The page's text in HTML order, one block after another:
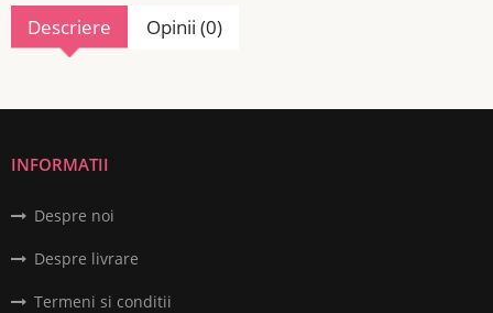
Descriere Opinii (0)
INFORMATII
Despre noi
Despre livrare
Termeni si conditii